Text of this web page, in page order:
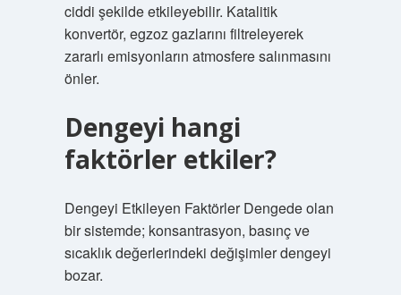
ciddi şekilde etkileyebilir. Katalitik
konvertör, egzoz gazlarını filtreleyerek
zararlı emisyonların atmosfere salınmasını
önler.
Dengeyi hangi
faktörler etkiler?
Dengeyi Etkileyen Faktörler Dengede olan
bir sistemde; konsantrasyon, basınç ve
sıcaklık değerlerindeki değişimler dengeyi
bozar.